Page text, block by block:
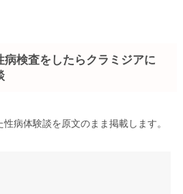
検査をしたらクラミジアに
病体験談を原文のまま掲載します。